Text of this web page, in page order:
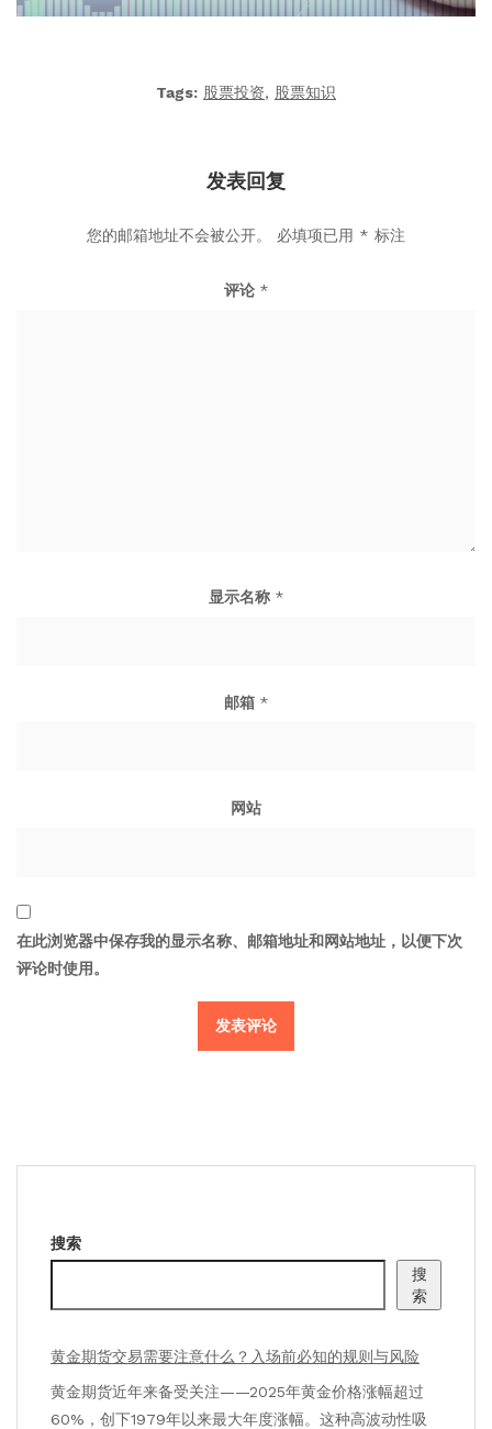
Tags: 股票投资, 股票知识
发表回复
您的邮箱地址不会被公开。 必填项已用 * 标注
评论 *
显示名称 *
邮箱 *
网站
在此浏览器中保存我的显示名称、邮箱地址和网站地址，以便下次
评论时使用。
搜索
搜
索
黄金期货交易需要注意什么？入场前必知的规则与风险
黄金期货近年来备受关注——2025年黄金价格涨幅超过
60%，创下1979年以来最大年度涨幅。这种高波动性吸